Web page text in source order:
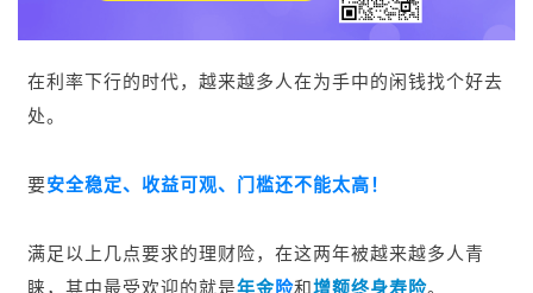
在利率下行的时代，越来越多人在为手中的闲钱找个好去
处。
要安全稳定、收益可观、门槛还不能太高！
满足以上几点要求的理财险，在这两年被越来越多人青
睐，其中最受欢迎的就是年金险和增额终身寿险。